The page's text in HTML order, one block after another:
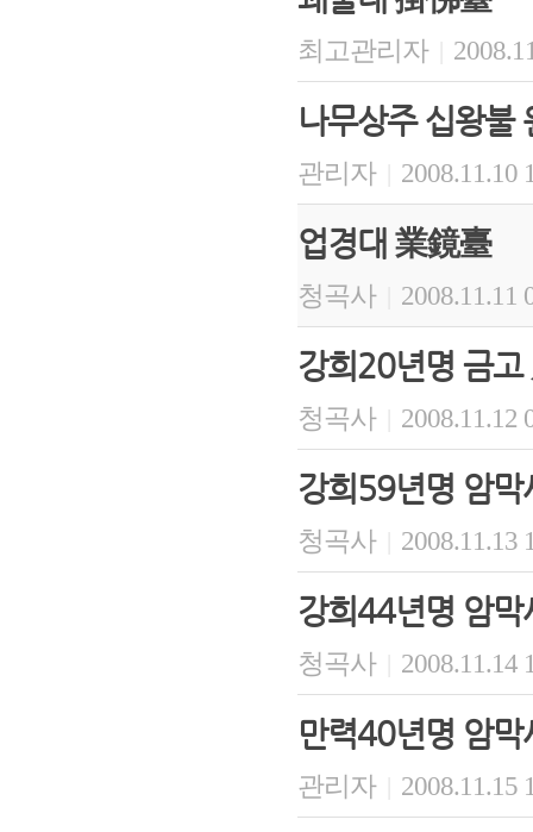
최고관리자
나무상주 십왕불
관리자 2008.11.10
업경대 業鏡臺
청곡사 2008.11.11
강희20년명 금
청곡사 2008.11.12
강희59년명 암
청곡사 2008.11.13
강희44년명 암
청곡사 2008.11.14
만력40년명 암
관리자 2008.11.15